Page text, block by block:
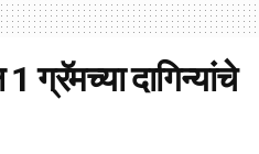
ग्रॅमच्या दागिन्यांचे